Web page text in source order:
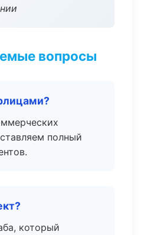
вопросы
полный
который